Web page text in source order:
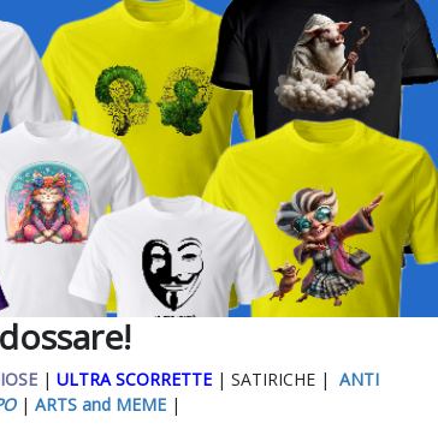
| ULTRA SCORRETTE | SATIRICHE | ANTI
| ARTS and MEME |